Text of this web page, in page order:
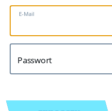
E-Mail
Passwort